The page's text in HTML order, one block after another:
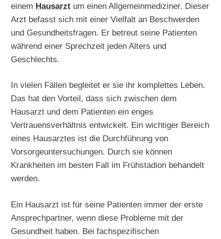
einem Hausarzt um einen Allgemeinmediziner. Dieser
Arzt befasst sich mit einer Vielfalt an Beschwerden
und Gesundheitsfragen. Er betreut seine Patienten
während einer Sprechzeit jeden Alters und
Geschlechts.
In vielen Fällen begleitet er sie ihr komplettes Leben.
Das hat den Vorteil, dass sich zwischen dem
Hausarzt und dem Patienten ein enges
Vertrauensverhältnis entwickelt. Ein wichtiger Bereich
eines Hausarztes ist die Durchführung von
Vorsorgeuntersuchungen. Durch sie können
Krankheiten im besten Fall im Frühstadion behandelt
werden.
Ein Hausarzt ist für seine Patienten immer der erste
Ansprechpartner, wenn diese Probleme mit der
Gesundheit haben. Bei fachspezifischen